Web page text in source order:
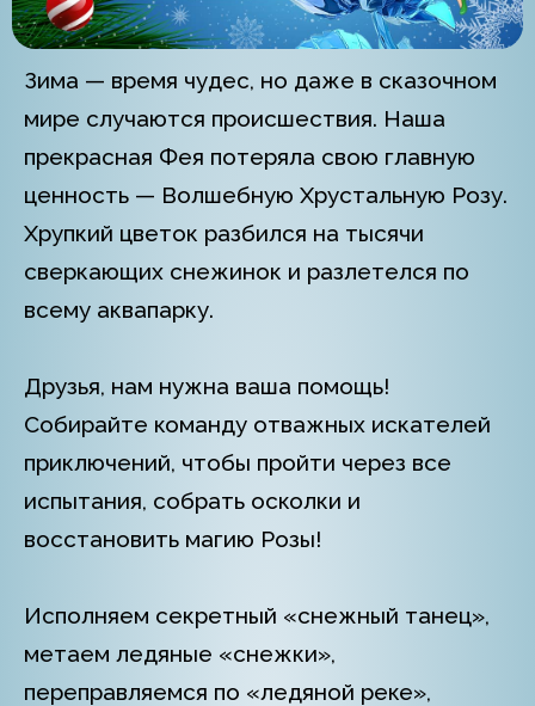
Зима — время чудес, но даже в сказочном
мире случаются происшествия. Наша
прекрасная Фея потеряла свою главную
ценность — Волшебную Хрустальную Розу.
Хрупкий цветок разбился на тысячи
сверкающих снежинок и разлетелся по
всему аквапарку.
Друзья, нам нужна ваша помощь!
Собирайте команду отважных искателей
приключений, чтобы пройти через все
испытания, собрать осколки и
восстановить магию Розы!
Исполняем секретный «снежный танец»,
метаем ледяные «снежки»,
переправляемся по «ледяной реке»,